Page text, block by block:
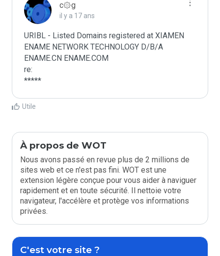
c۞g
il y a 17 ans
URIBL - Listed Domains registered at XIAMEN
ENAME NETWORK TECHNOLOGY D/B/A
ENAME.CN ENAME.COM
re:
*****
Utile
À propos de WOT
Nous avons passé en revue plus de 2 millions de
sites web et ce n'est pas fini. WOT est une
extension légère conçue pour vous aider à naviguer
rapidement et en toute sécurité. Il nettoie votre
navigateur, l'accélère et protège vos informations
privées.
C'est votre site ?